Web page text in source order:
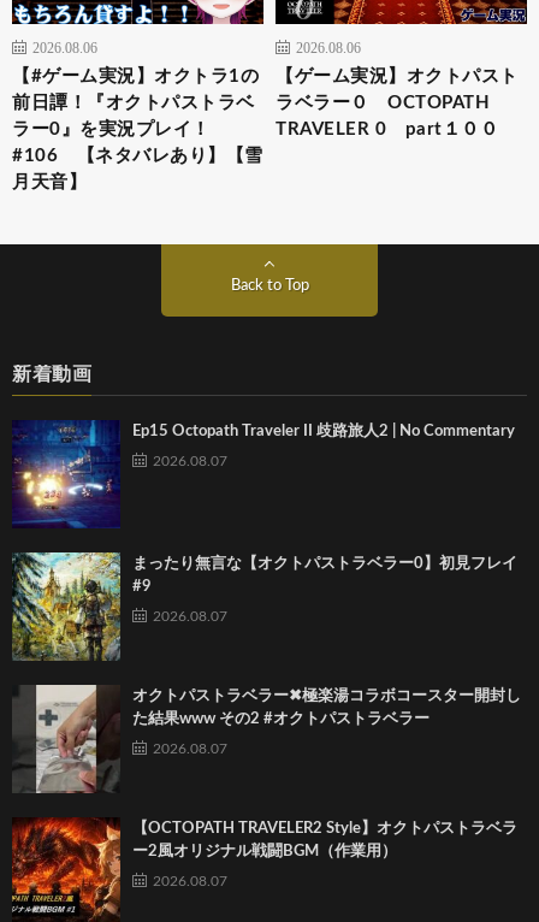
2026.08.06
【#ゲーム実況】オクトラ1の
前日譚！『オクトパストラベ
ラー0』を実況プレイ！
#106 【ネタバレあり】【雪
月天音】
2026.08.06
【ゲーム実況】オクトパスト
ラベラー０ OCTOPATH
TRAVELER 0 part１００
Back to Top
新着動画
Ep15 Octopath Traveler II 歧路旅人2 | No Commentary
2026.08.07
まったり無言な【オクトパストラベラー0】初見フレイ
#9
2026.08.07
オクトパストラベラー✖︎極楽湯コラボコースター開封し
た結果www その2 #オクトパストラベラー
2026.08.07
【OCTOPATH TRAVELER2 Style】オクトパストラベラ
ー2風オリジナル戦闘BGM（作業用）
2026.08.07